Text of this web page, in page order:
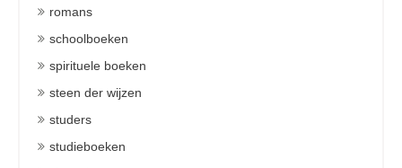
romans
schoolboeken
spirituele boeken
steen der wijzen
studers
studieboeken